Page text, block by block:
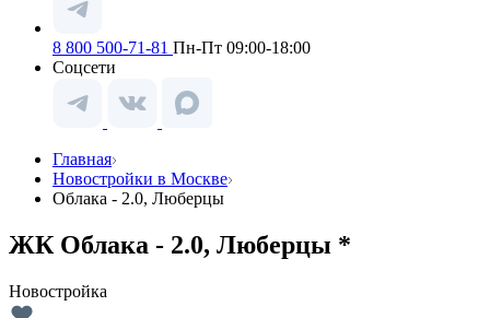
8 800 500-71-81 Пн-Пт 09:00-18:00
Соцсети
Главная
Новостройки в Москве
Облака - 2.0, Люберцы
ЖК Облака - 2.0, Люберцы *
Новостройка